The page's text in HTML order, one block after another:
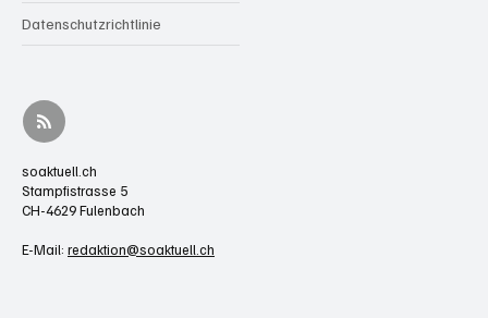
Datenschutzrichtlinie
soaktuell.ch
Stampfistrasse 5
CH-4629 Fulenbach
E-Mail: redaktion@soaktuell.ch